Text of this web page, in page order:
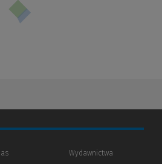
Wydawnictwa